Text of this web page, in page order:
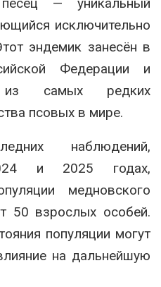
— уникальный
исключительно
эндемик занесён в
Федерации и
из самых редких
псовых в мире.
наблюдений,
и 2025 годах,
медновского
50 взрослых особей.
популяции могут
на дальнейшую